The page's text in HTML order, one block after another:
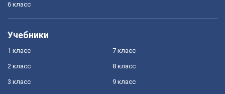
6 класс
Учебники
1 класс
2 класс
3 класс
7 класс
8 класс
9 класс